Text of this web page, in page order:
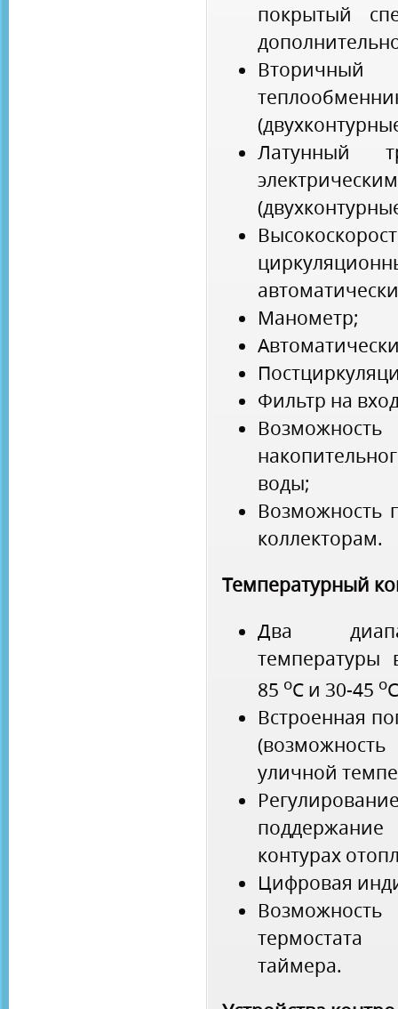
покрытый
Латунный
Манометр;
Фильтр на
воды;
Возможность
коллекторам.
Температурный
Два
температуры
85 оС и 30-45 о
Встроенная
уличной
поддержание
контурах
Цифровая
Возможность
таймера.